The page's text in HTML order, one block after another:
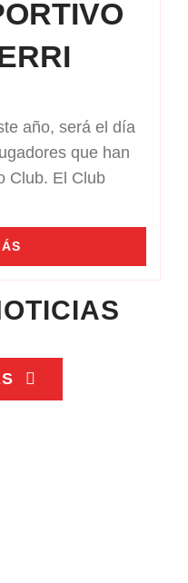
año, será el día
que han
Club. El Club